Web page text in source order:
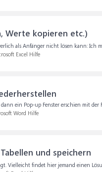
Werte kopieren etc.)
als Anfänger nicht lösen kann: Ich
Excel Hilfe
ein Pop-up Fenster erschien mit der
Word Hilfe
und speichern
Vielleicht findet hier jemand einen